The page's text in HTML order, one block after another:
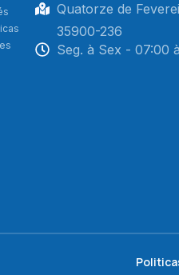
Quatorze de
35900-236
Seg. à Sex - 07:00